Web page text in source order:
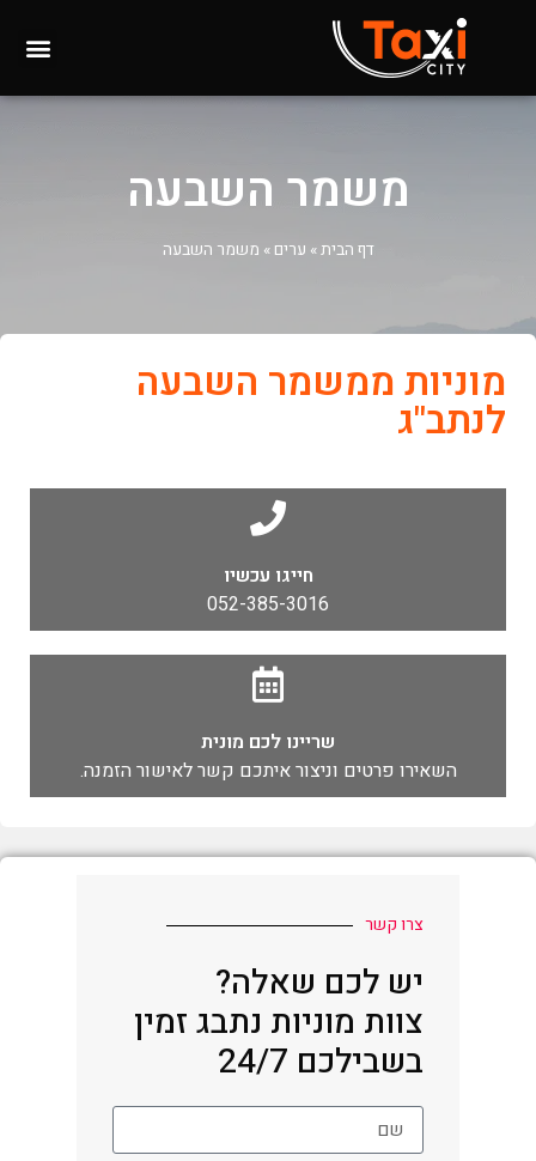
משמר השבעה
דף הבית» ערים » משמר השבעה
מוניות ממשמר השבעה
לנתב"ג
חייגו עכשיו
052-385-3016
שריינו לכם מונית
השאירו פרטים וניצור איתכם קשר לאישור הזמנה.
צרו קשר
יש לכם שאלה?
צוות מוניות נתבג זמין
בשבילכם 24/7